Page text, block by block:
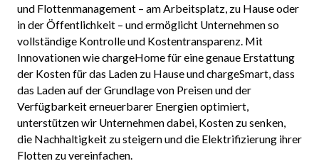
und Flottenmanagement – am Arbeitsplatz, zu Hause oder
in der Öffentlichkeit – und ermöglicht Unternehmen so
vollständige Kontrolle und Kostentransparenz. Mit
Innovationen wie chargeHome für eine genaue Erstattung
der Kosten für das Laden zu Hause und chargeSmart, dass
das Laden auf der Grundlage von Preisen und der
Verfügbarkeit erneuerbarer Energien optimiert,
unterstützen wir Unternehmen dabei, Kosten zu senken,
die Nachhaltigkeit zu steigern und die Elektrifizierung ihrer
Flotten zu vereinfachen.